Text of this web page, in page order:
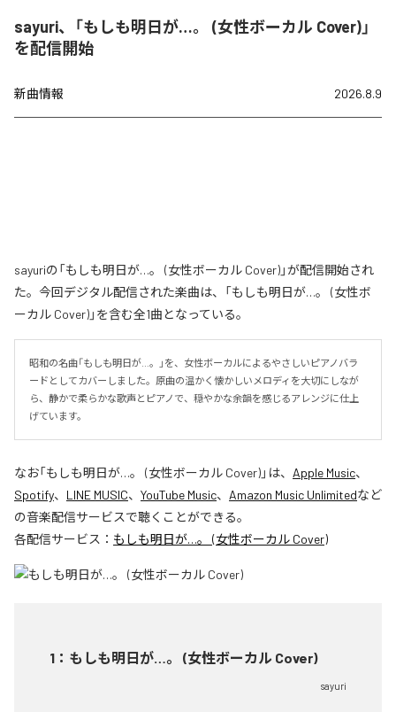
sayuri、「もしも明日が…。 (女性ボーカル Cover)」
を配信開始
新曲情報 2026.8.9
sayuriの「もしも明日が…。 (女性ボーカル Cover)」が配信開始され
た。今回デジタル配信された楽曲は、「もしも明日が…。 (女性ボ
ーカル Cover)」を含む全1曲となっている。
昭和の名曲「もしも明日が…。」を、女性ボーカルによるやさしいピアノバラ
ードとしてカバーしました。原曲の温かく懐かしいメロディを大切にしなが
ら、静かで柔らかな歌声とピアノで、穏やかな余韻を感じるアレンジに仕上
げています。
なお「もしも明日が…。 (女性ボーカル Cover)」は、 Apple Music、
Spotify、 LINE MUSIC、 YouTube Music、 Amazon Music Unlimitedなど
の音楽配信サービスで聴くことができる。
各配信サービス： もしも明日が…。 (女性ボーカル Cover)
1 ： もしも明日が…。 (女性ボーカル Cover)
sayuri